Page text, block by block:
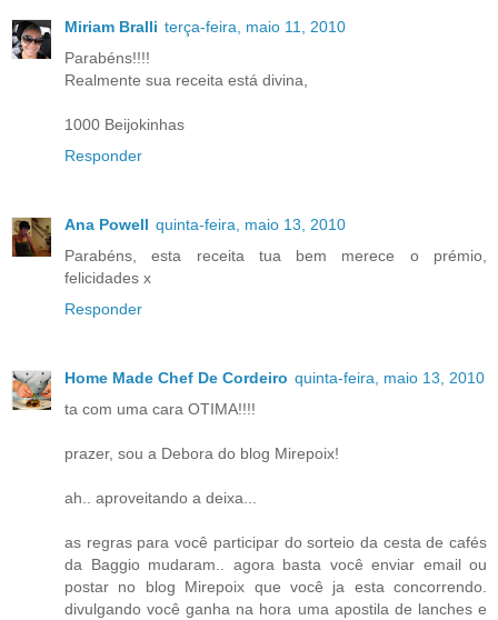
Miriam Bralli terça-feira, maio 11, 2010
Parabéns!!!!
Realmente sua receita está divina,
1000 Beijokinhas
Responder
Ana Powell quinta-feira, maio 13, 2010
Parabéns, esta receita tua bem merece o prémio,
felicidades x
Responder
Home Made Chef De Cordeiro quinta-feira, maio 13, 2010
ta com uma cara OTIMA!!!!
prazer, sou a Debora do blog Mirepoix!
ah.. aproveitando a deixa...
as regras para você participar do sorteio da cesta de cafés
da Baggio mudaram.. agora basta você enviar email ou
postar no blog Mirepoix que você ja esta concorrendo.
divulgando você ganha na hora uma apostila de lanches e